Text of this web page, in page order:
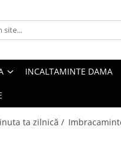
INCALTAMINTE DAMA
ta zilnică /